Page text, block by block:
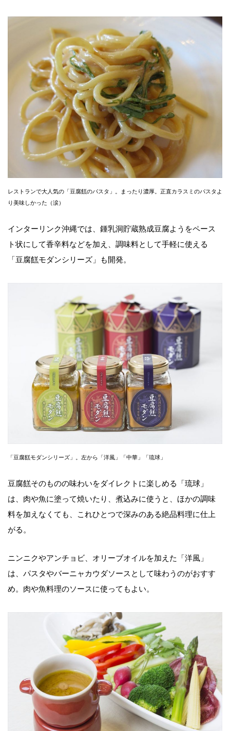
レストランで大人気の「豆腐餻のパスタ」。まったり濃厚。正直カラスミのパスタよ
り美味しかった（涙）
インターリンク沖縄では、鍾乳洞貯蔵熟成豆腐ようをペース
ト状にして香辛料などを加え、調味料として手軽に使える
「豆腐餻モダンシリーズ」も開発。
「豆腐餻モダンシリーズ」。左から「洋風」「中華」「琉球」
豆腐餻そのものの味わいをダイレクトに楽しめる「琉球」
は、肉や魚に塗って焼いたり、煮込みに使うと、ほかの調味
料を加えなくても、これひとつで深みのある絶品料理に仕上
がる。
ニンニクやアンチョビ、オリーブオイルを加えた「洋風」
は、パスタやバーニャカウダソースとして味わうのがおすす
め。肉や魚料理のソースに使ってもよい。